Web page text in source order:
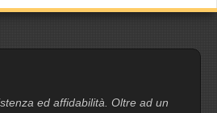
ed affidabilità. Oltre ad un